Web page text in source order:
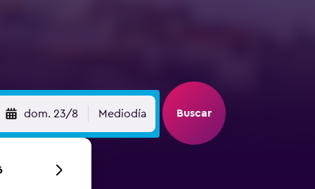
dom. 23/8 Mediodía Buscar